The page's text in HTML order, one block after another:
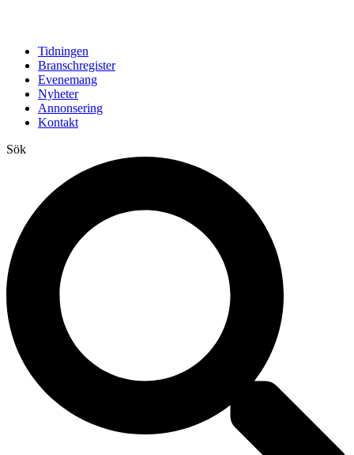
Tidningen
Branschregister
Evenemang
Nyheter
Annonsering
Kontakt
Sök